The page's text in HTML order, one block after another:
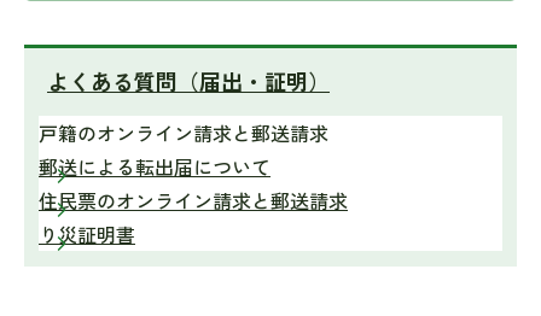
よくある質問（届出・証明）
戸籍のオンライン請求と郵送請求
郵送による転出届について
住民票のオンライン請求と郵送請求
り災証明書